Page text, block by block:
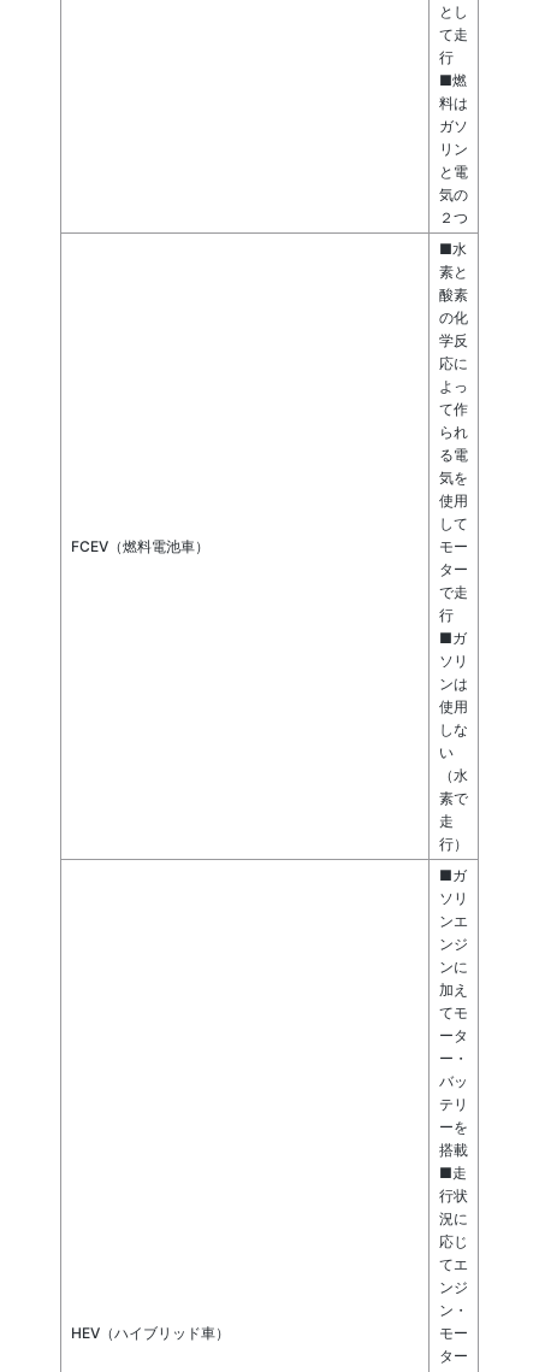
とし
て走
行
■燃
料は
ガソ
リン
と電
気の
２つ
FCEV（燃料電池車）
■水
素と
酸素
の化
学反
応に
よっ
て作
られ
る電
気を
使用
して
モー
ター
で走
行
■ガ
ソリ
ンは
使用
しな
い
（水
素で
走
行）
HEV（ハイブリッド車）
■ガ
ソリ
ンエ
ンジ
ンに
加え
てモ
ータ
ー・
バッ
テリ
ーを
搭載
■走
行状
況に
応じ
てエ
ンジ
ン・
モー
ター